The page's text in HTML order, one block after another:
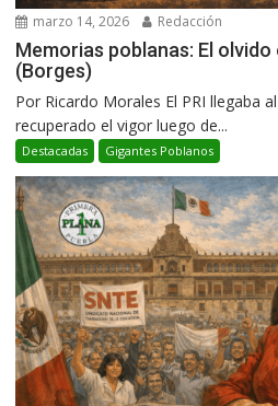
marzo 14, 2026 Redacción
Memorias poblanas: El
(Borges)
Por Ricardo Morales El PRI llegaba
recuperado el vigor luego de...
Destacadas Gigantes Poblanos